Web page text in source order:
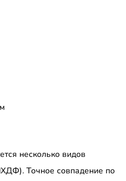
несколько видов
Точное совпадение по